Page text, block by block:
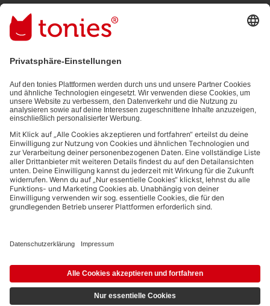
Mit dem Absenden abonnierst du unseren E-Mail-Newsletter, der
auf den von dir bereitgestellten Informationen (z.B. Account-
informationen) und den von dir zu Werbezwecken bereitgestellten
Datenschutzbestimmungen.
Bezahlmethoden:
Links zu sozialen Netzwerken
Die Nutzung der Inhalte für Text- und Data-Mining von (generativen) KI
Zusammenhang ausdrücklich vorbehalten und daher verboten.